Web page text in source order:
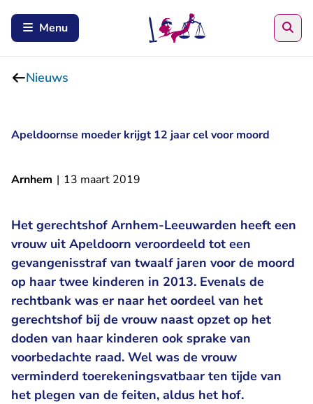
Menu
Nieuws
Apeldoornse moeder krijgt 12 jaar cel voor moord
Arnhem | 13 maart 2019
Het gerechtshof Arnhem-Leeuwarden heeft een
vrouw uit Apeldoorn veroordeeld tot een
gevangenisstraf van twaalf jaren voor de moord
op haar twee kinderen in 2013. Evenals de
rechtbank was er naar het oordeel van het
gerechtshof bij de vrouw naast opzet op het
doden van haar kinderen ook sprake van
voorbedachte raad. Wel was de vrouw
verminderd toerekeningsvatbaar ten tijde van
het plegen van de feiten, aldus het hof.